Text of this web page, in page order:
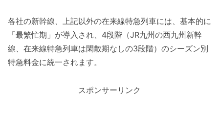
各社の新幹線、上記以外の在来線特急列車には、基本的に
「最繁忙期」が導入され、4段階（JR九州の西九州新幹
線、在来線特急列車は閑散期なしの3段階）のシーズン別
特急料金に統一されます。
スポンサーリンク